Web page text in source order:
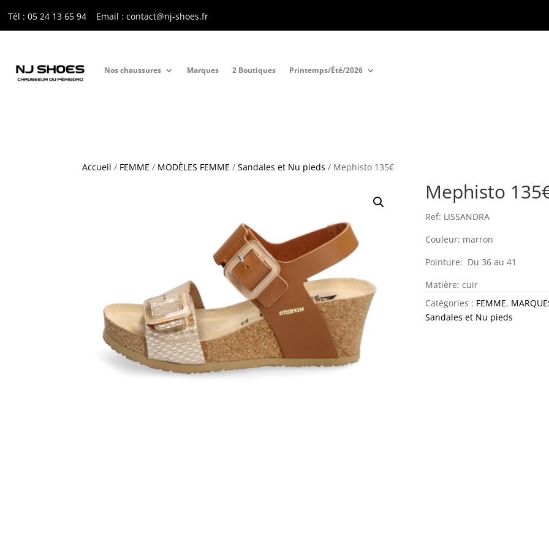
Tél : 05 24 13 65 94 Email : contact@nj-shoes.fr
Nos chaussures Marques 2 Boutiques Printemps/Été/2026
Accueil / FEMME / MODÈLES FEMME /Sandales et Nu pieds / Mephisto 135€
Mephisto
Ref: LISSANDRA
Couleur: marron
Pointure: Du 36 au 41
Matière: cuir
Catégories : FEMME,
Sandales et Nu pieds